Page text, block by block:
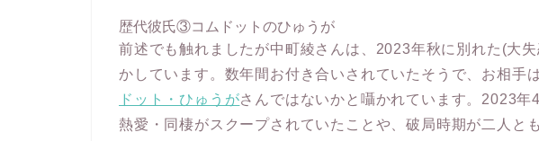
歴代彼氏③コムドットのひゅうが
前述でも触れましたが中町綾さんは、2023年秋に別れた(大
かしています。数年間お付き合いされていたそうで、お相手
ドット・ひゅうがさんではないかと囁かれています。2023
熱愛・同棲がスクープされていたことや、破局時期が二人と